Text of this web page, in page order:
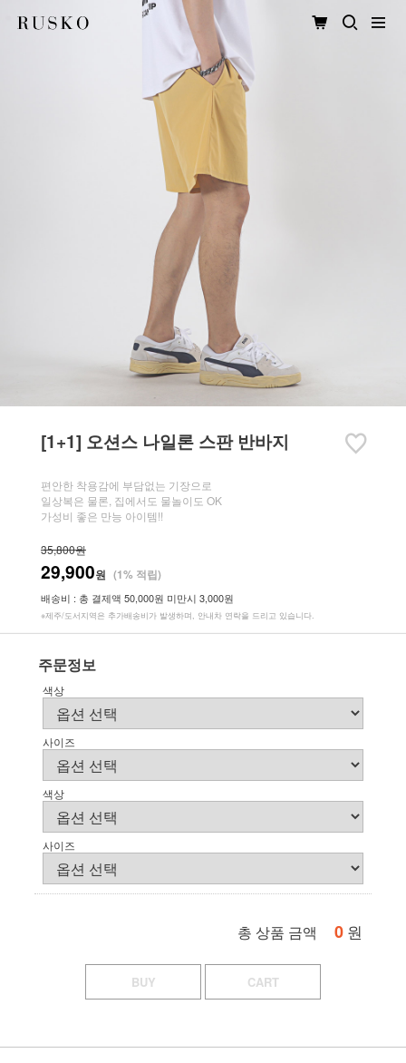
[1+1] 오션스 나일론 스판 반바지
편안한 착용감에 부담없는 기장으로
일상복은 물론, 집에서도 물놀이도 OK
가성비 좋은 만능 아이템!!
35,800원
29,900원 (1% 적립)
배송비 : 총 결제액 50,000원 미만시 3,000원
※제주/도서지역은 추가배송비가 발생하며, 안내차 연락을 드리고 있습니다.
주문정보
색상
사이즈
색상
사이즈
총 상품 금액 0 원
BUY CART